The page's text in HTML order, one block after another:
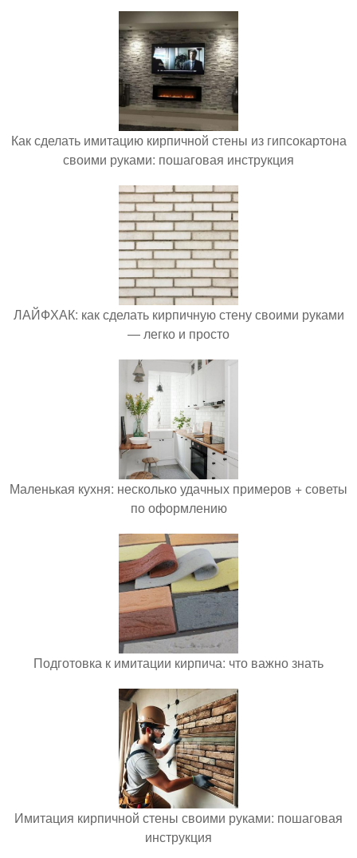
Как сделать имитацию кирпичной стены из гипсокартона
своими руками: пошаговая инструкция
ЛАЙФХАК: как сделать кирпичную стену своими руками
— легко и просто
Маленькая кухня: несколько удачных примеров + советы
по оформлению
Подготовка к имитации кирпича: что важно знать
Имитация кирпичной стены своими руками: пошаговая
инструкция